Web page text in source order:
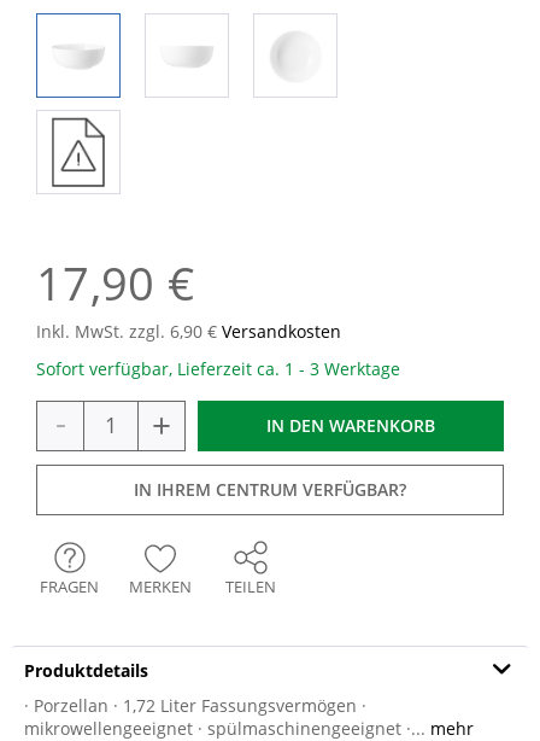
17,90 €
Inkl. MwSt. zzgl. 6,90 € Versandkosten
Sofort verfügbar, Lieferzeit ca. 1 - 3 Werktage
- + IN DEN WARENKORB
IN IHREM CENTRUM VERFÜGBAR?
FRAGEN MERKEN TEILEN
Produktdetails
· Porzellan · 1,72 Liter Fassungsvermögen ·
mikrowellengeeignet · spülmaschinengeeignet ·... mehr